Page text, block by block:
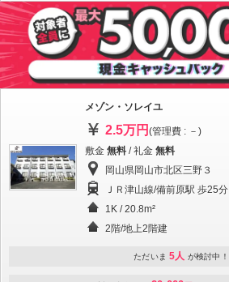
メゾン・ソレイユ
2.5万円 (管理費 : －)
敷金 無料 / 礼金 無料
岡山県岡山市北区三野３
ＪＲ津山線/備前原駅 歩25分
1K / 20.8m²
2階/地上2階建
ただいま 5人 が検討中！